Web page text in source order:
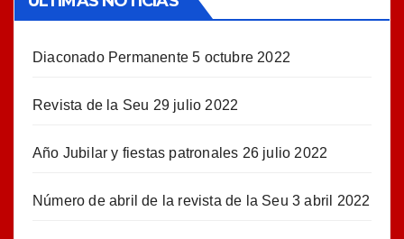
Diaconado Permanente 5 octubre 2022
Revista de la Seu 29 julio 2022
Año Jubilar y fiestas patronales 26 julio 2022
Número de abril de la revista de la Seu 3 abril 2022